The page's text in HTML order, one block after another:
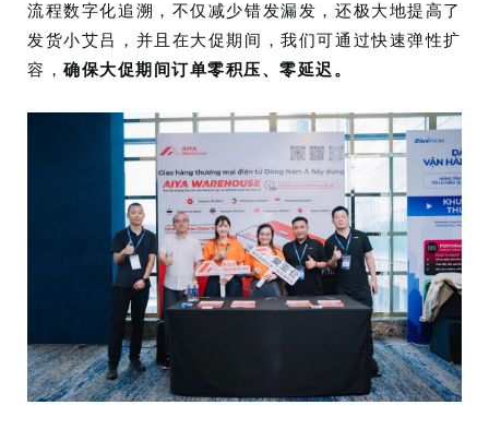
流程数字化追溯，不仅减少错发漏发，还极大地提高了
发货小艾吕，并且在大促期间，我们可通过快速弹性扩
容， 确保大促期间订单零积压、零延迟。